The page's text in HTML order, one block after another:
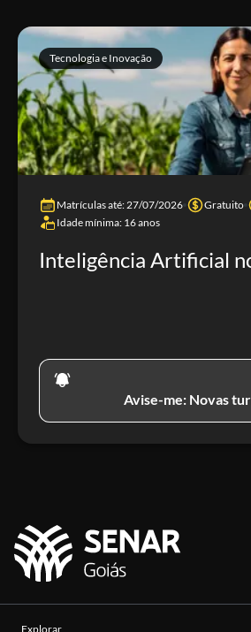
Tecnologia e Inovação
Matrículas até: 27/07/2026 Gratuito
Idade mínima: 16 anos
Inteligência Artificial
Avise-me: Novas
Explorar